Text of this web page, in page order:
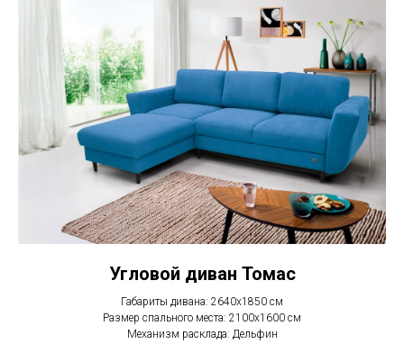
Угловой диван Томас
Габариты дивана: 2640х1850 см
Размер спального места: 2100х1600 см
Механизм расклада: Дельфин